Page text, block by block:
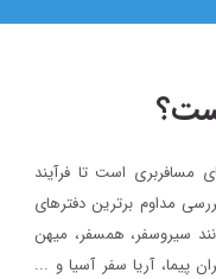
مسافربری است تا فرآیند
مداوم برترین دفترهای
سیروسفر، همسفر، میهن‌
پیما، آریا سفر آسیا و ...